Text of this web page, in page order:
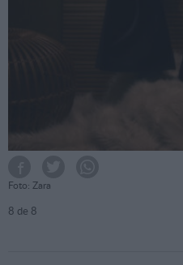
Foto: Zara
8 de 8